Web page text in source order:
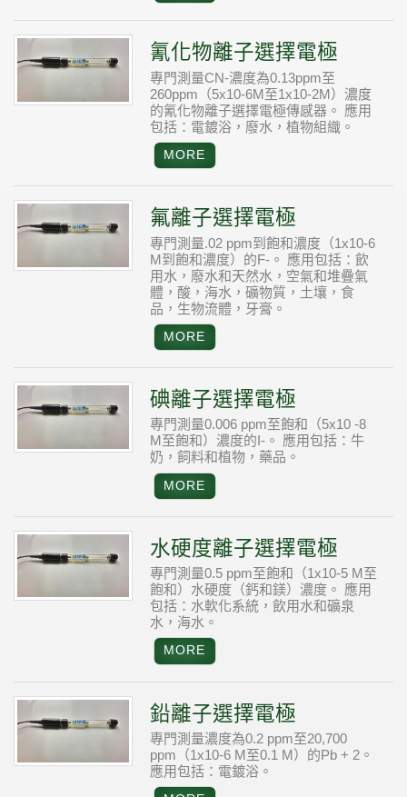
氰化物離子選擇電極
專門測量CN-濃度為0.13ppm至
260ppm（5x10-6M至1x10-2M）濃度
的氰化物離子選擇電極傳感器。 應用
包括：電鍍浴，廢水，植物組織。
氟離子選擇電極
專門測量.02 ppm到飽和濃度（1x10-6
M到飽和濃度）的F-。 應用包括：飲
用水，廢水和天然水，空氣和堆疊氣
體，酸，海水，礦物質，土壤，食
品，生物流體，牙膏。
碘離子選擇電極
專門測量0.006 ppm至飽和（5x10 -8
M至飽和）濃度的I-。 應用包括：牛
奶，飼料和植物，藥品。
水硬度離子選擇電極
專門測量0.5 ppm至飽和（1x10-5 M至
飽和）水硬度（鈣和鎂）濃度。 應用
包括：水軟化系統，飲用水和礦泉
水，海水。
鉛離子選擇電極
專門測量濃度為0.2 ppm至20,700
ppm（1x10-6 M至0.1 M）的Pb + 2。
應用包括：電鍍浴。